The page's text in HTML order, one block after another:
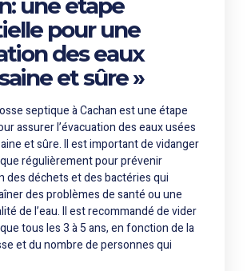
une étape
pour une
des eaux
et sûre »
septique à Cachan est une étape
assurer l’évacuation des eaux usées
et sûre. Il est important de vidanger
régulièrement pour prévenir
des déchets et des bactéries qui
des problèmes de santé ou une
de l’eau. Il est recommandé de vider
tous les 3 à 5 ans, en fonction de la
et du nombre de personnes qui